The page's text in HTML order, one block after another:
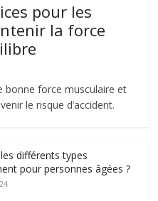
pour les
la force
bonne force musculaire et
le risque d’accident.
différents types
pour personnes âgées ?